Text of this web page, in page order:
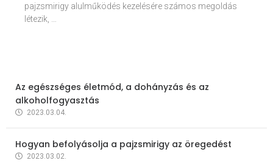
pajzsmirigy alulműködés kezelésére számos megoldás
létezik, …
Az egészséges életmód, a dohányzás és az
alkoholfogyasztás
2023.03.04.
Hogyan befolyásolja a pajzsmirigy az öregedést
2023.03.02.